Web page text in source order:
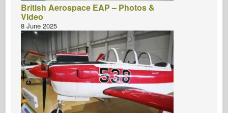
British Aerospace EAP – Photos &
Video
8 June 2025